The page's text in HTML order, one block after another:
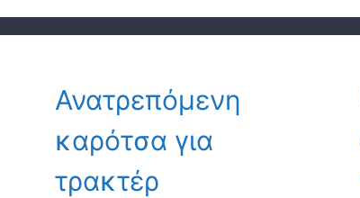
Ανατρεπόμενη
καρότσα για
τρακτέρ